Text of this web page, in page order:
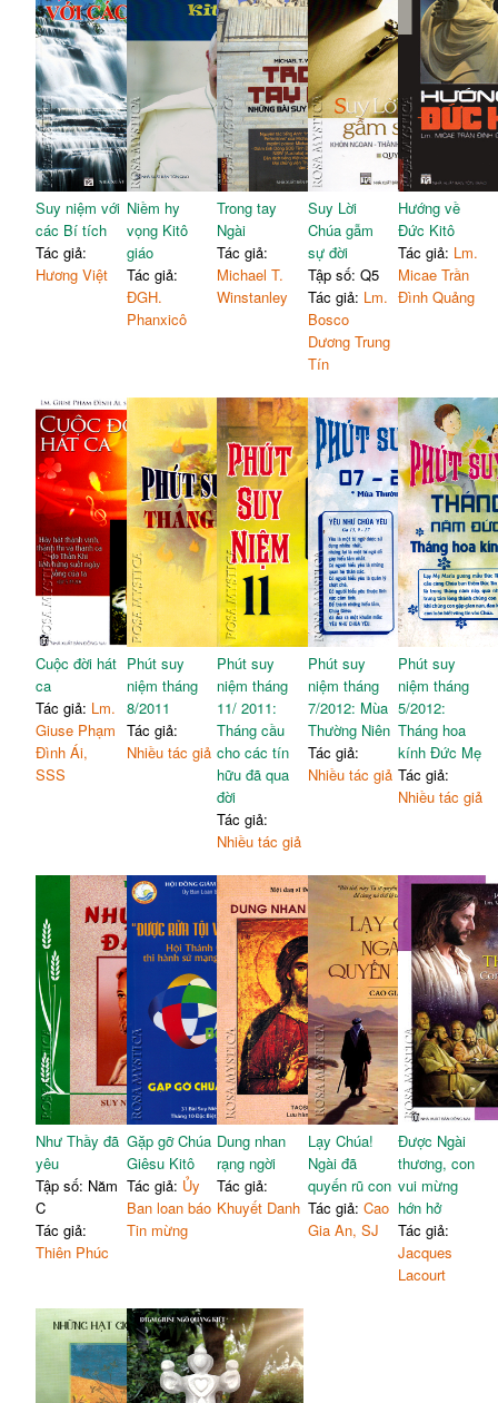
Suy niệm với
các Bí tích
Tác giả:
Hương Việt
Niềm hy
vọng Kitô
giáo
Tác giả:
ĐGH.
Phanxicô
Trong tay
Ngài
Tác giả:
Michael T.
Winstanley
Suy Lời
Chúa gẫm
sự đời
Tập số: Q5
Tác giả: Lm.
Bosco
Dương Trung
Tín
Hướng về
Đức Kitô
Tác giả: Lm.
Micae Trần
Đình Quảng
Cuộc đời hát
ca
Tác giả: Lm.
Giuse Phạm
Đình Ái,
SSS
Phút suy
niệm tháng
8/2011
Tác giả:
Nhiều tác giả
Phút suy
niệm tháng
11/ 2011:
Tháng cầu
cho các tín
hữu đã qua
đời
Tác giả:
Nhiều tác giả
Phút suy
niệm tháng
7/2012: Mùa
Thường Niên
Tác giả:
Nhiều tác giả
Phút suy
niệm tháng
5/2012:
Tháng hoa
kính Đức Mẹ
Tác giả:
Nhiều tác giả
Như Thầy đã
yêu
Tập số: Năm
C
Tác giả:
Thiên Phúc
Gặp gỡ Chúa
Giêsu Kitô
Tác giả: Ủy
Ban loan báo
Tin mừng
Dung nhan
rạng ngời
Tác giả:
Khuyết Danh
Lạy Chúa!
Ngài đã
quyến rũ con
Tác giả: Cao
Gia An, SJ
Được Ngài
thương, con
vui mừng
hớn hở
Tác giả:
Jacques
Lacourt